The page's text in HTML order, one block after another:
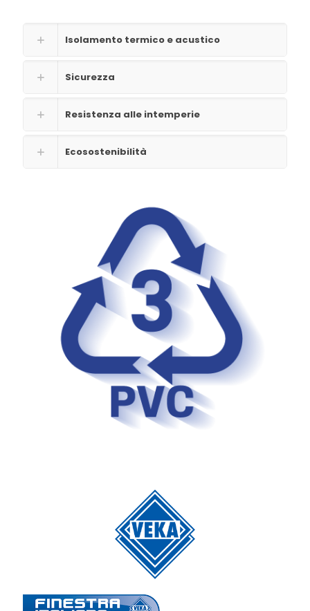
Isolamento termico e acustico
Sicurezza
Resistenza alle intemperie
Ecosostenibilità